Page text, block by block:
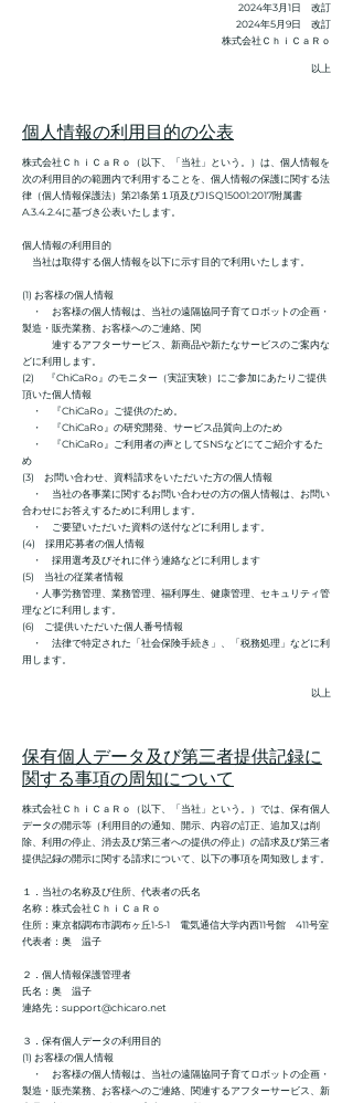
2024年3月1日 改訂
​2024年5月9日 改訂
株式会社ＣｈｉＣａＲｏ
以上
個人情報の利用目的の公表
株式会社ＣｈｉＣａＲｏ（以下、「当社」という。）は、個人情報を
次の利用目的の範囲内で利用することを、個人情報の保護に関する法
律（個人情報保護法）第21条第１項及びJISQ15001:2017附属書
A.3.4.2.4に基づき公表いたします。
個人情報の利用目的
当社は取得する個人情報を以下に示す目的で利用いたします。
(1) お客様の個人情報
・ お客様の個人情報は、当社の遠隔協同子育てロボットの企画・
製造・販売業務、お客様へのご連絡、関
連するアフターサービス、新商品や新たなサービスのご案内な
どに利用します。
(2) 『ChiCaRo』のモニター（実証実験）にご参加にあたりご提供
頂いた個人情報
・ 『ChiCaRo』ご提供のため。
・ 『ChiCaRo』の研究開発、サービス品質向上のため
・ 『ChiCaRo』ご利用者の声としてSNSなどにてご紹介するた
め
(3) お問い合わせ、資料請求をいただいた方の個人情報
・ 当社の各事業に関するお問い合わせの方の個人情報は、お問い
合わせにお答えするために利用します。
・ ご要望いただいた資料の送付などに利用します。
(4) 採用応募者の個人情報
・ 採用選考及びそれに伴う連絡などに利用します
(5) 当社の従業者情報
・人事労務管理、業務管理、福利厚生、健康管理、セキュリティ管
理などに利用します。
(6) ご提供いただいた個人番号情報
・ 法律で特定された「社会保険手続き」、「税務処理」などに利
用します。
以上
保有個人データ及び第三者提供記録に
関する事項の周知について
株式会社ＣｈｉＣａＲｏ（以下、「当社」という。）では、保有個人
データの開示等（利用目的の通知、開示、内容の訂正、追加又は削
除、利用の停止、消去及び第三者への提供の停止）の請求及び第三者
提供記録の開示に関する請求について、以下の事項を周知致します。
１．当社の名称及び住所、代表者の氏名
名称：株式会社ＣｈｉＣａＲｏ
住所：東京都調布市調布ヶ丘1-5-1 電気通信大学内西11号館 411号室
代表者：奥 温子
２．個人情報保護管理者
氏名：奥 温子
連絡先： support@chicaro.net
３．保有個人データの利用目的
(1) お客様の個人情報
・ お客様の個人情報は、当社の遠隔協同子育てロボットの企画・
製造・販売業務、お客様へのご連絡、関連するアフターサービス、新